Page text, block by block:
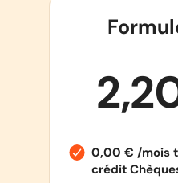
0,00 € /mois
crédit